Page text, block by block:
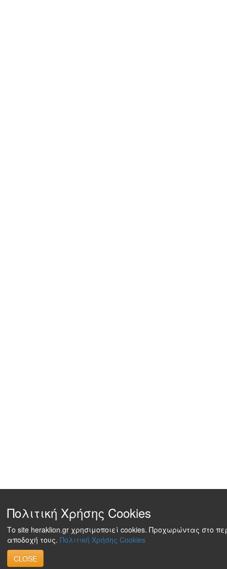
Πολιτική Χρήσης Cookies
Το site heraklion.gr χρησιμοποιεί cookies. Προχωρώντας στο
αποδοχή τους. Πολιτική Χρήσης Cookies
CLOSE